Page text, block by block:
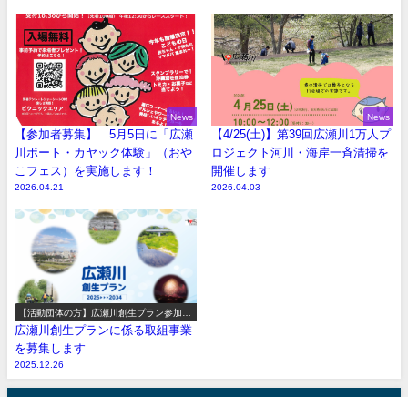
News
【参加者募集】 5月5日に「広瀬
川ボート・カヤック体験」（おや
こフェス）を実施します！
2026.04.21
News
【4/25(土)】第39回広瀬川1万人プ
ロジェクト河川・海岸一斉清掃を
開催します
2026.04.03
【活動団体の方】広瀬川創生プラン参加事
業の募集
広瀬川創生プランに係る取組事業
を募集します
2025.12.26